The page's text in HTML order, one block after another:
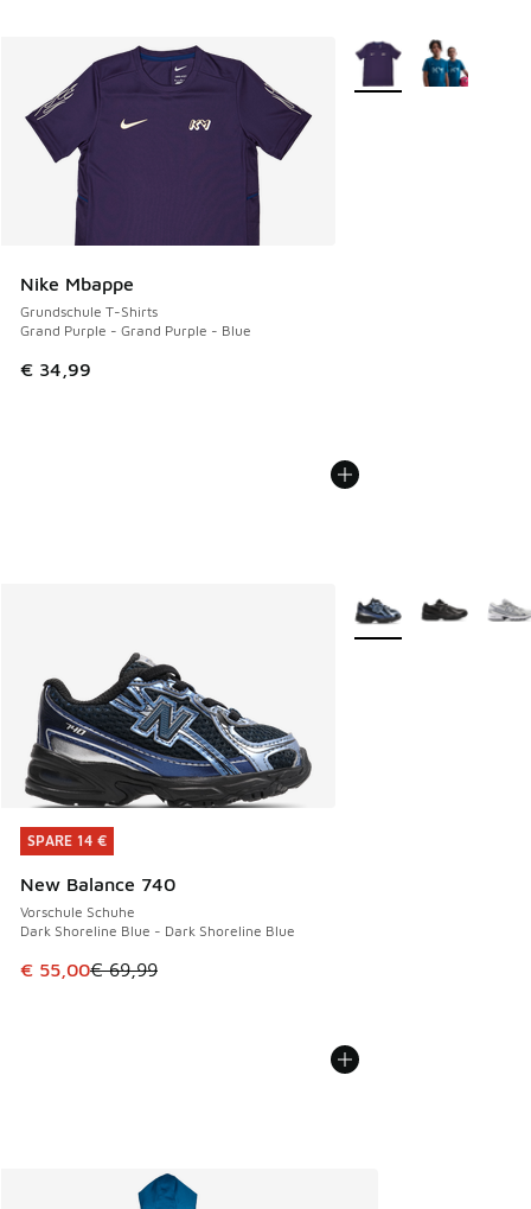
Nike Mbappe
Grundschule T-Shirts
Grand Purple - Grand Purple - Blue
€ 34,99
Weitere Farben
SPARE 14 €
New Balance 740
Vorschule Schuhe
Dark Shoreline Blue - Dark Shoreline Blue
Dieser Artikel ist im Sale. Der Preis ist von € 69,99 auf €
€ 55,00€ 69,99
SPARE 14 €
Weitere Farben